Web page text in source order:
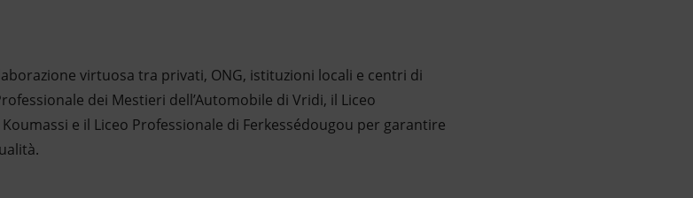
virtuosa tra privati, ONG, istituzioni locali e centri di
dei Mestieri dell’Automobile di Vridi, il Liceo
e il Liceo Professionale di Ferkessédougou per garantire